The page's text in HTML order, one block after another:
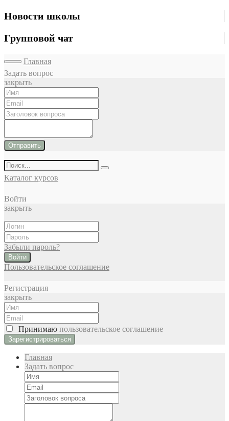
Новости школы
Групповой чат
Главная
Задать вопрос
закрыть
Отправить
Каталог курсов
Войти
закрыть
Забыли пароль?
Войти
Пользовательское соглашение
Регистрация
закрыть
Принимаю пользовательское соглашение
Главная
Задать вопрос